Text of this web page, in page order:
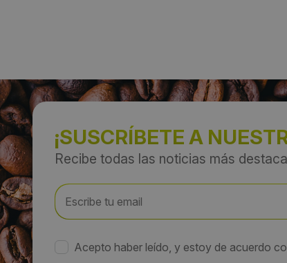
¡SUSCRÍBETE A
Recibe todas las noticias más
Acepto haber leído, y estoy de acuerdo